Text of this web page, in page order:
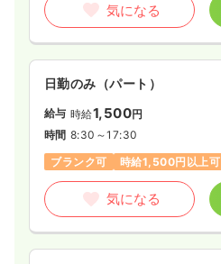
気になる
日勤のみ（パート）
給与 時給1,500円
時間 8:30～17:30
ブランク可
時給1,500円以上可
気になる